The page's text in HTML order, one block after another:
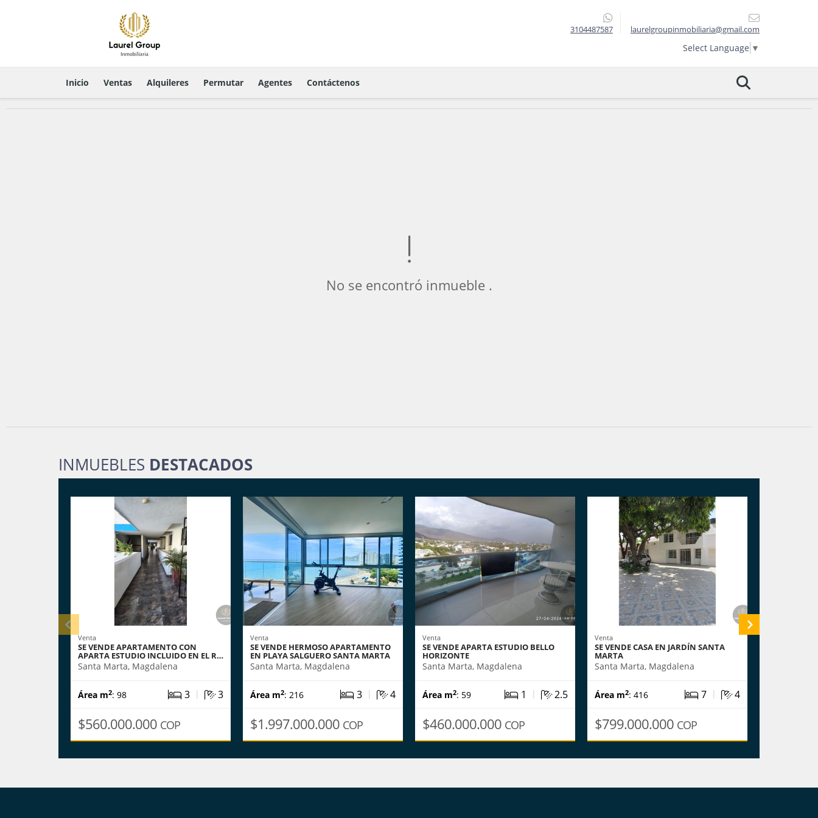
3104487587 laurelgroupinmobiliaria@gmail.com
Select Language ▼
Inicio Ventas Alquileres Permutar Agentes Contáctenos
No se encontró inmueble .
INMUEBLES DESTACADOS
Venta
SE VENDE APARTAMENTO CON
APARTA ESTUDIO INCLUIDO EN EL R…
Santa Marta, Magdalena
Área m2: 98 3 | 3
$560.000.000 COP
Venta
SE VENDE HERMOSO APARTAMENTO
EN PLAYA SALGUERO SANTA MARTA
Santa Marta, Magdalena
Área m2: 216 3 | 4
$1.997.000.000 COP
Venta
SE VENDE APARTA ESTUDIO BELLO
HORIZONTE
Santa Marta, Magdalena
Área m2: 59 1 | 2.5
$460.000.000 COP
Venta
SE VENDE CASA EN JARDÍN SANTA
MARTA
Santa Marta, Magdalena
Área m2: 416 7 | 4
$799.000.000 COP